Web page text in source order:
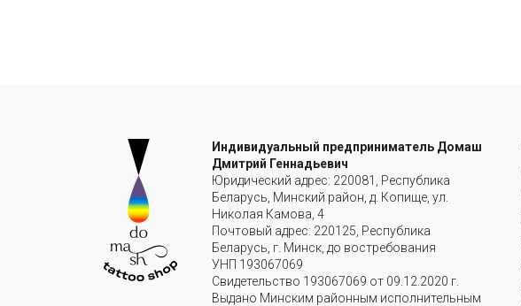
Индивидуальный предприниматель Домаш
Дмитрий Геннадьевич
Юридический адрес: 220081, Республика
Беларусь, Минский район, д. Копище, ул.
Николая Камова, 4
Почтовый адрес: 220125, Республика
Беларусь, г. Минск, до востребования
УНП 193067069
Свидетельство 193067069 от 09.12.2020 г.
Выдано Минским районным исполнительным